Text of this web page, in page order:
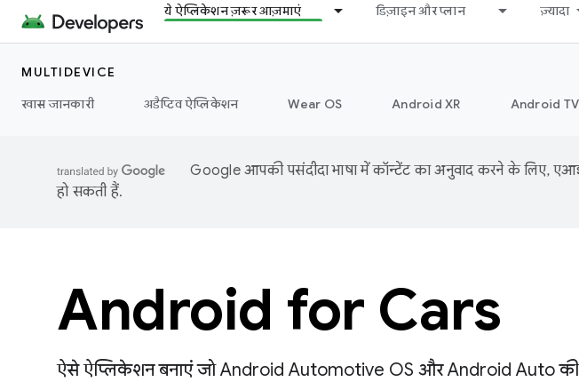
ये ऐप्लिकेशन ज़रूर आज़माएं डिज़ाइन और प्लान ज़्यादा
MULTIDEVICE
खास जानकारी
अडैप्टिव ऐप्लिकेशन Wear OS Android XR Android TV
Google आपकी पसंदीदा भाषा में कॉन्टेंट का अनुवाद करने के लिए,
हो सकती हैं.
Android for Cars
ऐसे ऐप्लिकेशन बनाएं जो Android Automotive OS और Android Auto